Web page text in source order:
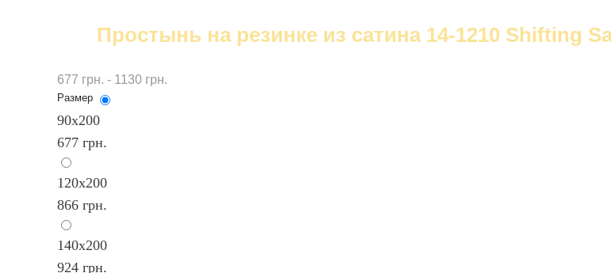
Простынь на резинке из сатина 14-1210 Shifting
677 грн. - 1130 грн.
Размер
90х200
677 грн.
120x200
866 грн.
140х200
924 грн.